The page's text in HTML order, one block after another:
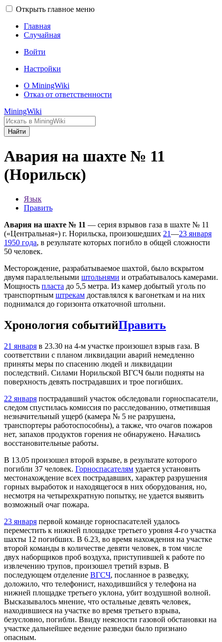
Открыть главное меню
Главная
Случайная
Войти
Настройки
О MiningWiki
Отказ от ответственности
MiningWiki
Найти
Авария на шахте № 11
(Норильск)
Язык
Править
Авария на шахте № 11 — серия взрывов газа в шахте № 11
(«Центральная») г. Норильска, произошедших 21—23 января
1950 года, в результате которых погибло в общей сложности
50 человек.
Месторождение, разрабатываемое шахтой, было вскрытом
двумя параллельными штольнями и отрабатывалось камерами.
Мощность пласта до 5,5 метра. Из камер добытый уголь по
транспортным штрекам доставлялся к вагонеткам и на них
поднимался до горизонта откаточной штольни.
Хронология событийПравить
21 января в 23.30 на 4-м участке произошел взрыв газа. В
соответствии с планом ликвидации аварий немедленно
приняты меры по спасению людей и ликвидации
последствий. Силами Норильской ВГСЧ были подняты на
поверхность девять пострадавших и трое погибших.
22 января пострадавший участок обследовали горноспасатели,
следом спустилась комиссия по расследованию, отметившая
незначительный ущерб (камера № 5 не разрушена,
транспортеры работоспособны), а также, что очагов пожаров
нет, запахов продуктов горения не обнаружено. Начались
восстановительные работы.
В 13.05 произошел второй взрыве, в результате которого
погибли 37 человек. Горноспасателям удается установить
местонахождение всех пострадавших, характер разрушения
горных выработок и находящегося в них оборудования, но,
несмотря на четырехкратную попытку, не удается выявить
возможный очаг пожара.
23 января первой команде горноспасателей удалось
переместить к нижней площадке третьего уровня 4-го участка
шахты 12 погибших. В 6.23, во время нахождения на участке
второй команды в количестве девяти человек, в том числе
двух наборщиков проб воздуха, приступившей к работе по
извлечению трупов, произошел третий взрыв. В
последующем отделение ВГСЧ, посланное в разведку,
доложило, что телефонист, находившийся у телефона на
нижней площадке третьего уклона, убит воздушной волной.
Высказывалось мнение, что остальные девять человек,
находившиеся на участке во время третьего взрыва,
безусловно, погибли. Ввиду неясности газовой обстановки на
участке дальнейшее ведение разведки было признано
опасным.